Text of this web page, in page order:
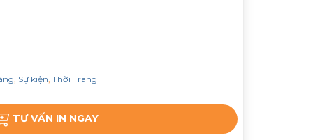
, Sự kiện, Thời Trang
TƯ VẤN IN NGAY